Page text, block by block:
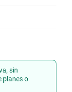
sin
planes o